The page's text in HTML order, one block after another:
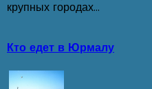
крупных городах...
Кто едет в Юрмалу